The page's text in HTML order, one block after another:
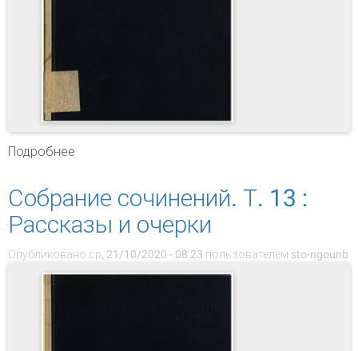
Подробнее
Собрание сочинений. Т. 13 :
Рассказы и очерки
Опубликовано ср, 21/10/2020 - 08:23 пользователем sto-ngounb